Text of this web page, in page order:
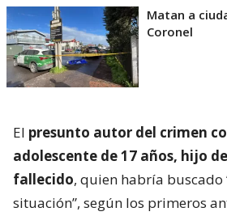
Matan a
Coronel
El presunto autor del crimen
adolescente de 17 años, hijo
fallecido, quien habría buscado
situación”, según los primeros